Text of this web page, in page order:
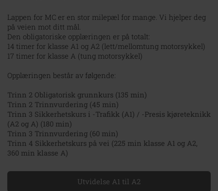
Lappen for MC er en stor milepæl for mange. Vi hjelper deg
på veien mot ditt mål.
Den obligatoriske opplæringen er på totalt:
14 timer for klasse A1 og A2 (lett/mellomtung motorsykkel)
17 timer for klasse A (tung motorsykkel)
Opplæringen består av følgende:
Trinn 2 Obligatorisk grunnkurs (135 min)
Trinn 2 Trinnvurdering (45 min)
Trinn 3 Sikkerhetskurs i -Trafikk (A1) / -Presis kjøreteknikk
(A2 og A) (180 min)
Trinn 3 Trinnvurdering (60 min)
Trinn 4 Sikkerhetskurs på vei (225 min klasse A1 og A2,
360 min klasse A)
Utvidelse A1 til A2